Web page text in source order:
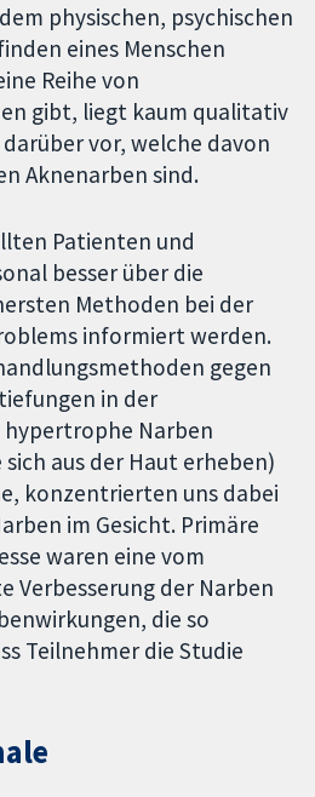
physischen, psychischen
eines Menschen
Reihe von
gibt, liegt kaum qualitativ
vor, welche davon
Aknenarben sind.
Patienten und
besser über die
Methoden bei der
informiert werden.
gegen
in der
Narben
aus der Haut erheben)
konzentrierten uns dabei
im Gesicht. Primäre
waren eine vom
Verbesserung der Narben
die so
Teilnehmer die Studie